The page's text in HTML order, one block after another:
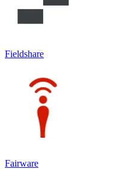
Fieldshare
Fairware